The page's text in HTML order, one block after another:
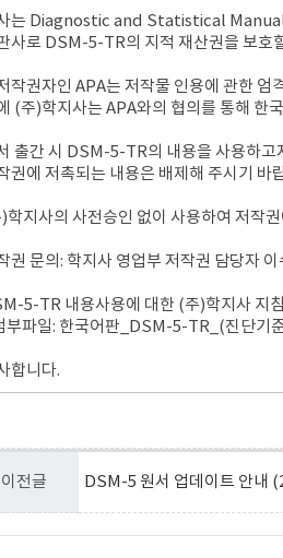
는 Diagnostic and Statistical
사로 DSM-5-TR의 지적 재산권을 보호
작권자인 APA는 저작물 인용에 관한 엄
(주)학지사는 APA와의 협의를 통해 한
출간 시 DSM-5-TR의 내용을 사용하
권에 저촉되는 내용은 배제해 주시기 바
)학지사의 사전승인 없이 사용하여 저작
권 문의: 학지사 영업부 저작권 담당자
5-TR 내용사용에 대한 (주)학지사 지
부파일: 한국어판 _DSM-5-TR_(진단기
합니다.
이전글 DSM-5 원서 업데이트 안내